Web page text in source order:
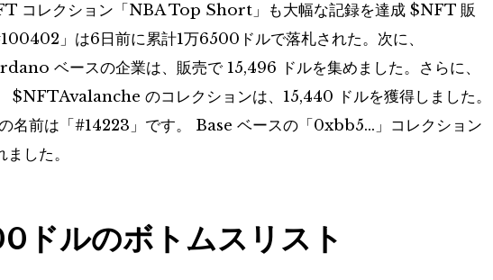
コレクション「NBA Top Short」も大幅な記録を達成 $NFT 販
」は6日前に累計1万6500ドルで落札された。次に、
ベースの企業は、販売で 15,496 ドルを集めました。さらに、
$NFTAvalanche のコレクションは、15,440 ドルを獲得しました。
名前は「#14223」です。 Base ベースの「0xbb5…」コレクション
した。
ドルのボトムスリスト